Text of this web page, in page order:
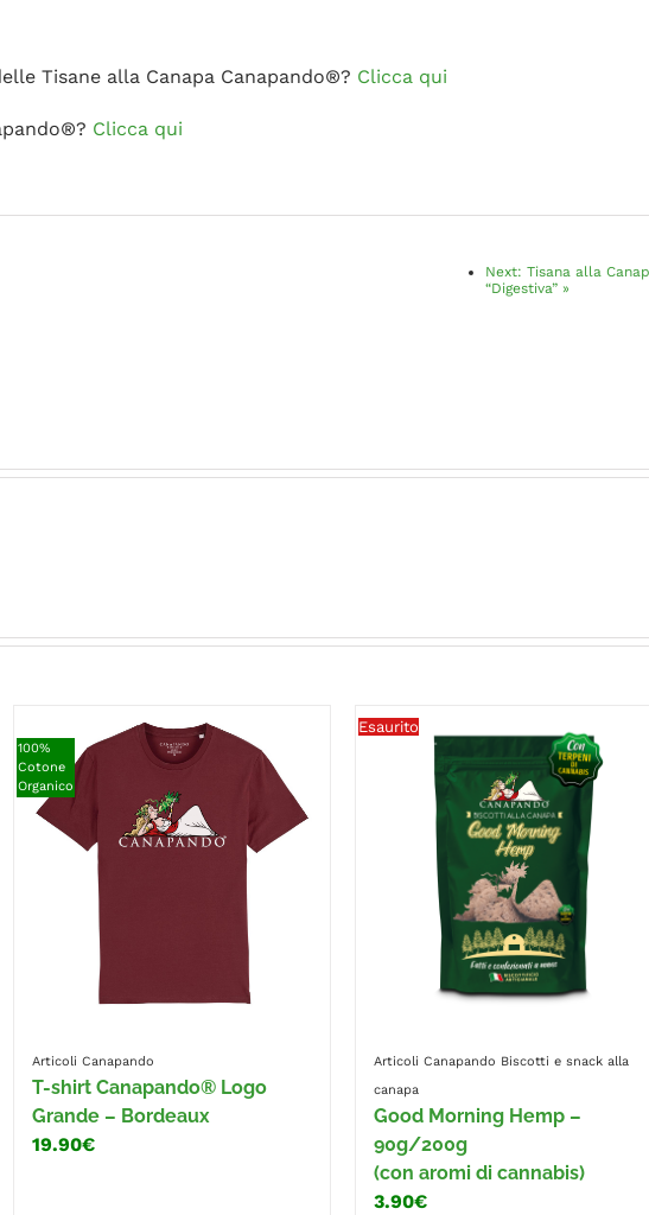
Tisane alla Canapa Canapando®? Clicca qui
Clicca qui
Next: Tisana alla
“Digestiva” »
100%
Cotone
Organico
Articoli Canapando
T-shirt Canapando® Logo
Grande – Bordeaux
19.90€
Esaurito
Articoli Canapando Biscotti e snack alla
canapa
Good Morning Hemp –
90g/200g
(con aromi di cannabis)
3.90€